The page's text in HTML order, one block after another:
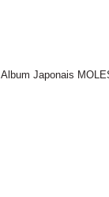
Album Japonais